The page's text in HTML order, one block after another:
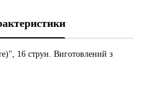
16 струн. Виготовлений з